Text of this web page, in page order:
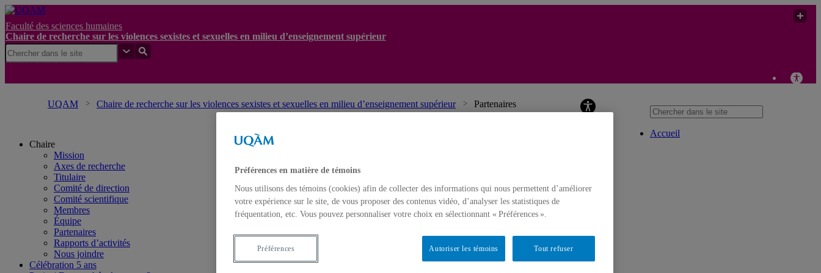
Faculté des sciences humaines
Chaire de recherche sur les violences sexistes et sexuelles en milieu d’enseignement supérieur
UQAM Chaire de recherche sur les violences sexistes et sexuelles en milieu d’enseignement supérieur Partenaires
Accueil
Chaire
Mission
Axes de recherche
Titulaire
Comité de direction
Comité scientifique
Membres
Équipe
Partenaires
Rapports d’activités
Nous joindre
Célébration 5 ans
Préférences en matière de témoins
Nous utilisons des témoins (cookies) afin de collecter des informations qui nous permettent d’améliorer
votre expérience sur le site, de vous proposer des contenus vidéo, d’analyser les statistiques de
fréquentation, etc. Vous pouvez personnaliser votre choix en sélectionnant « Préférences ».
Tout refuser
Autoriser les témoins
Préférences